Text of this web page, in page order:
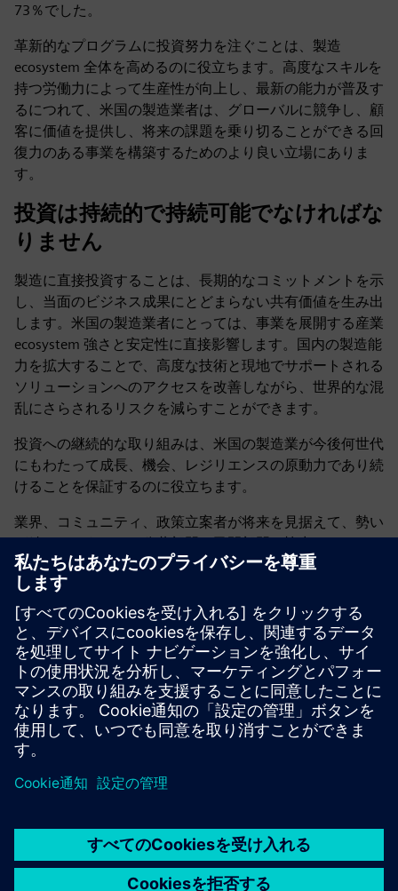
73％でした。
革新的なプログラムに投資努力を注ぐことは、製造
ecosystem 全体を高めるのに役立ちます。高度なスキルを
持つ労働力によって生産性が向上し、最新の能力が普及す
るにつれて、米国の製造業者は、グローバルに競争し、顧
客に価値を提供し、将来の課題を乗り切ることができる回
復力のある事業を構築するためのより良い立場にありま
す。
投資は持続的で持続可能でなければな
りません
製造に直接投資することは、長期的なコミットメントを示
し、当面のビジネス成果にとどまらない共有価値を生み出
します。米国の製造業者にとっては、事業を展開する産業
ecosystem 強さと安定性に直接影響します。国内の製造能
力を拡大することで、高度な技術と現地でサポートされる
ソリューションへのアクセスを改善しながら、世界的な混
乱にさらされるリスクを減らすことができます。
投資への継続的な取り組みは、米国の製造業が今後何世代
にもわたって成長、機会、レジリエンスの原動力であり続
けることを保証するのに役立ちます。
業界、コミュニティ、政策立案者が将来を見据えて、勢い
が続くかどうかは、公共部門と民間部門の協力とコミット
メントにかかっています。シーメンスは、米国の製造業の
強化、労働力の育成、現代産業を支える技術の進歩を支援
するために、投資、革新、提携を続けていきます。お客
様、パートナー、利害関係者を招待します私たちと関わ
りましょうアメリカの製造業とそれが支える地域社会の
ために、私たちが次のものを構築するにつれて。
公開日：2026年5月4日